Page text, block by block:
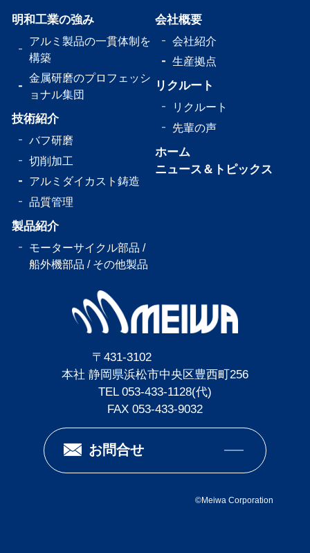
明和工業の強み
アルミ製品の一貫体制を
構築
金属研磨のプロフェッシ
ョナル集団
技術紹介
バフ研磨
切削加工
アルミダイカスト鋳造
品質管理
製品紹介
モーターサイクル部品 /
船外機部品 / その他製品
会社概要
会社紹介
生産拠点
リクルート
リクルート
先輩の声
ホーム
ニュース＆トピックス
〒431-3102
本社 静岡県浜松市中央区豊西町256
TEL 053-433-1128(代)
FAX 053-433-9032
お問合せ
©Meiwa Corporation